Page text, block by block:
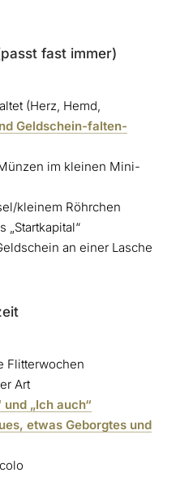
fast immer)
(Herz, Hemd,
Geldschein-falten-
im kleinen Mini-
kleinem Röhrchen
„Startkapital“
an einer Lasche
Flitterwochen
Art
„Ich auch“
etwas Geborgtes und